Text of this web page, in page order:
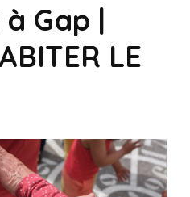
Gap |
LE